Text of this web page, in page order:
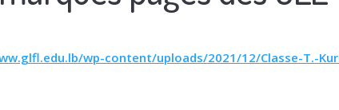
wp-content/uploads/2021/12/Classe-T.-